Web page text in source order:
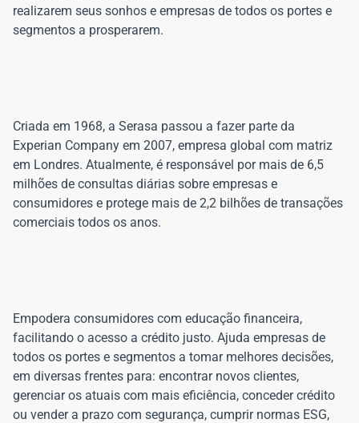
realizarem seus sonhos e empresas de todos os portes e
Criada em 1968, a Serasa passou a fazer parte da
Experian Company em 2007, empresa global com matriz
em Londres. Atualmente, é responsável por mais de 6,5
milhões de consultas diárias sobre empresas e
consumidores e protege mais de 2,2 bilhões de transações
Empodera consumidores com educação financeira,
facilitando o acesso a crédito justo. Ajuda empresas de
todos os portes e segmentos a tomar melhores decisões,
em diversas frentes para: encontrar novos clientes,
gerenciar os atuais com mais eficiência, conceder crédito
ou vender a prazo com segurança, cumprir normas ESG,